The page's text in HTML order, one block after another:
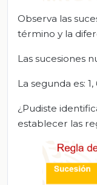
Observa las
término y la
Las sucesiones
La segunda es: 1,
¿Pudiste
establecer las